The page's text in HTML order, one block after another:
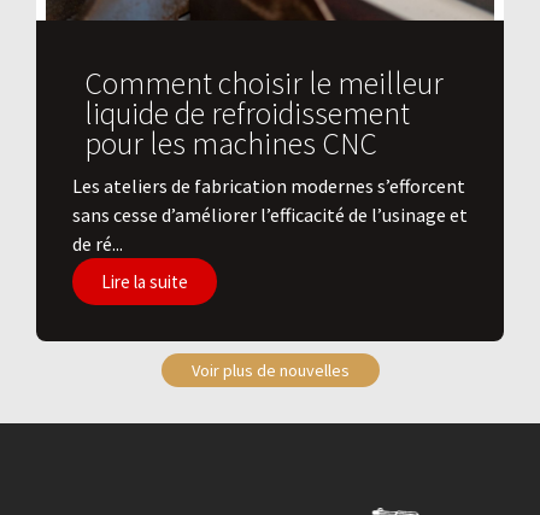
Comment choisir le meilleur
liquide de refroidissement
pour les machines CNC
Les ateliers de fabrication modernes s’efforcent
sans cesse d’améliorer l’efficacité de l’usinage et
de ré...
Lire la suite
Voir plus de nouvelles